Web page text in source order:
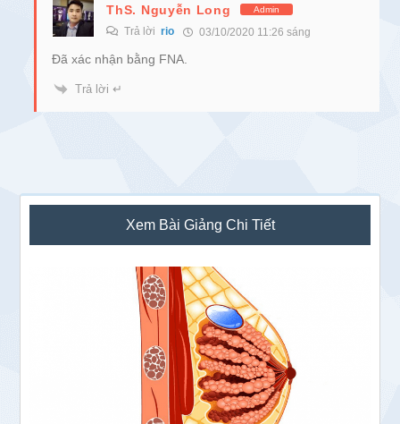
ThS. Nguyễn Long Admin
Trả lờirio 03/10/2020 11:26 sáng
Đã xác nhận bằng FNA.
Trả lời ↵
Sidebar
chính
Xem Bài Giảng Chi Tiết